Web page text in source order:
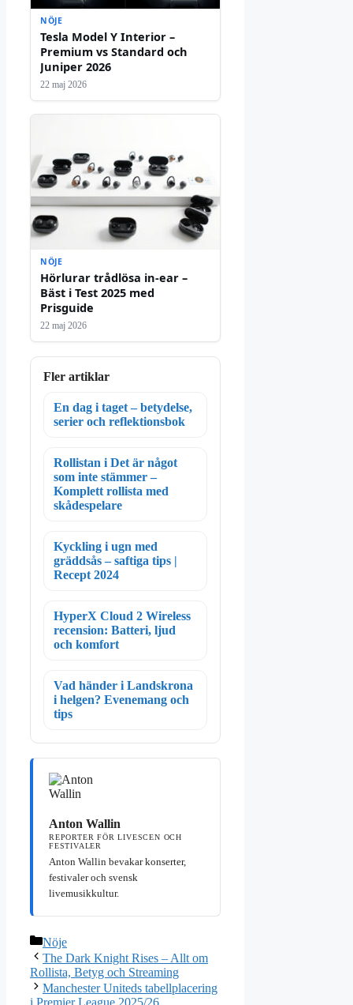
NÖJE
Tesla Model Y Interior –
Premium vs Standard och
Juniper 2026
22 maj 2026
NÖJE
Hörlurar trådlösa in-ear –
Bäst i Test 2025 med
Prisguide
22 maj 2026
Fler artiklar
En dag i taget – betydelse,
serier och reflektionsbok
Rollistan i Det är något
som inte stämmer –
Komplett rollista med
skådespelare
Kyckling i ugn med
gräddsås – saftiga tips |
Recept 2024
HyperX Cloud 2 Wireless
recension: Batteri, ljud
och komfort
Vad händer i Landskrona
i helgen? Evenemang och
tips
Anton Wallin
REPORTER FÖR LIVESCEN OCH
FESTIVALER
Anton Wallin bevakar konserter,
festivaler och svensk
livemusikkultur.
Kategorier
Nöje
The Dark Knight Rises – Allt om
Rollista, Betyg och Streaming
Manchester Uniteds tabellplacering